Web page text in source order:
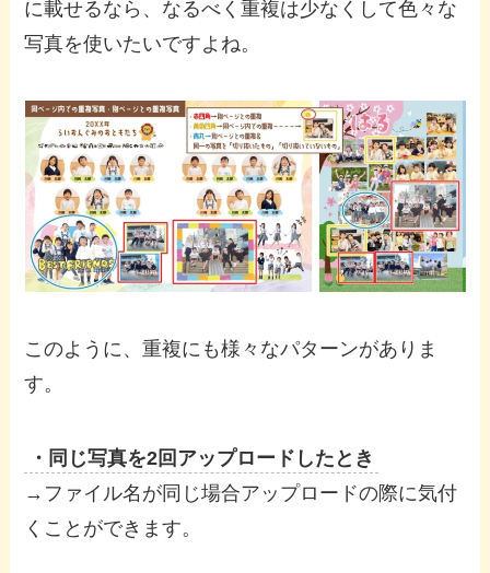
に載せるなら、なるべく重複は少なくして色々な
写真を使いたいですよね。
このように、重複にも様々なパターンがありま
す。
・同じ写真を2回アップロードしたとき
→ファイル名が同じ場合アップロードの際に気付
くことができます。